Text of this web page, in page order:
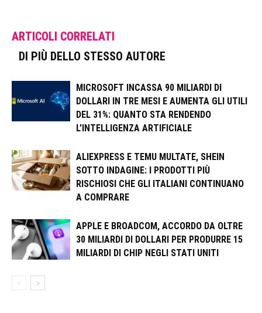
ARTICOLI CORRELATI
DI PIÙ DELLO STESSO AUTORE
MICROSOFT INCASSA 90 MILIARDI DI
DOLLARI IN TRE MESI E AUMENTA GLI UTILI
DEL 31%: QUANTO STA RENDENDO
L’INTELLIGENZA ARTIFICIALE
ALIEXPRESS E TEMU MULTATE, SHEIN
SOTTO INDAGINE: I PRODOTTI PIÙ
RISCHIOSI CHE GLI ITALIANI CONTINUANO
A COMPRARE
APPLE E BROADCOM, ACCORDO DA OLTRE
30 MILIARDI DI DOLLARI PER PRODURRE 15
MILIARDI DI CHIP NEGLI STATI UNITI